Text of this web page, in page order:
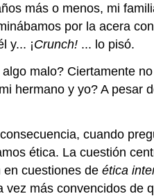
más o menos, mi
por la acera
y... ¡Crunch! ... lo pisó.
malo? Ciertamente
hermano y yo? A pesar
cuando
ética. La cuestión
en cuestiones de ética
más convencidos